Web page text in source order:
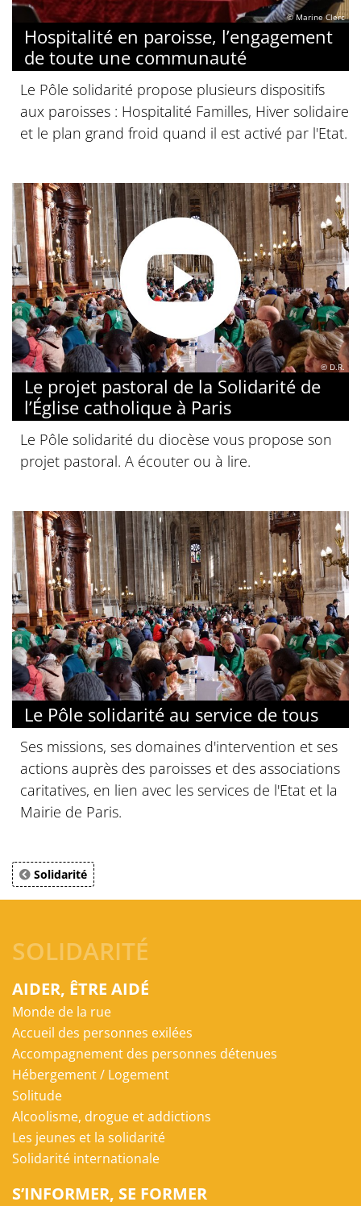
© Marine Clerc
Hospitalité en paroisse, l’engagement
de toute une communauté
Le Pôle solidarité propose plusieurs dispositifs
aux paroisses : Hospitalité Familles, Hiver solidaire
et le plan grand froid quand il est activé par l'Etat.
© D.R.
Le projet pastoral de la Solidarité de
l’Église catholique à Paris
Le Pôle solidarité du diocèse vous propose son
projet pastoral. A écouter ou à lire.
Le Pôle solidarité au service de tous
Ses missions, ses domaines d'intervention et ses
actions auprès des paroisses et des associations
caritatives, en lien avec les services de l'Etat et la
Mairie de Paris.
Solidarité
SOLIDARITÉ
AIDER, ÊTRE AIDÉ
Monde de la rue
Accueil des personnes exilées
Accompagnement des personnes détenues
Hébergement / Logement
Solitude
Alcoolisme, drogue et addictions
Les jeunes et la solidarité
Solidarité internationale
S’INFORMER, SE FORMER